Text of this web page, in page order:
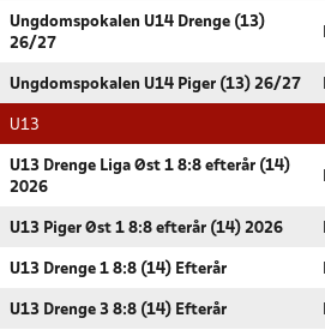
Ungdomspokalen U14 Drenge (13)
26/27
Ungdomspokalen U14 Piger (13) 26/27
U13
U13 Drenge Liga Øst 1 8:8 efterår (14)
2026
U13 Piger Øst 1 8:8 efterår (14) 2026
U13 Drenge 1 8:8 (14) Efterår
U13 Drenge 3 8:8 (14) Efterår